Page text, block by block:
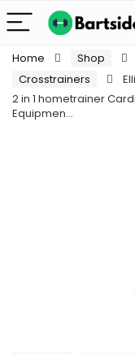
Home Shop
Crosstrainers
2 in 1 hometrainer
Equipmen…